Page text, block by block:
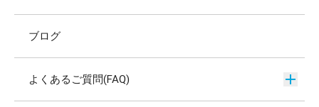
ブログ
よくあるご質問(FAQ)